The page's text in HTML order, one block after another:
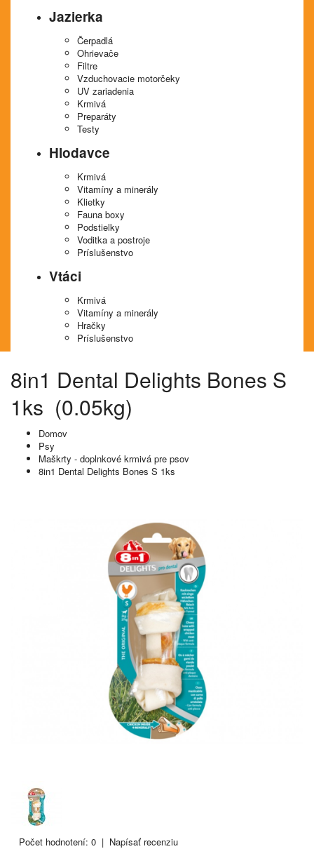
Jazierka
Čerpadlá
Ohrievače
Filtre
Vzduchovacie motorčeky
UV zariadenia
Krmivá
Preparáty
Testy
Hlodavce
Krmivá
Vitamíny a minerály
Klietky
Fauna boxy
Podstielky
Voditka a postroje
Príslušenstvo
Vtáci
Krmivá
Vitamíny a minerály
Hračky
Príslušenstvo
8in1 Dental Delights Bones S
1ks (0.05kg)
Domov
Psy
Maškrty - doplnkové krmivá pre psov
8in1 Dental Delights Bones S 1ks
Počet hodnotení: 0 | Napísať recenziu